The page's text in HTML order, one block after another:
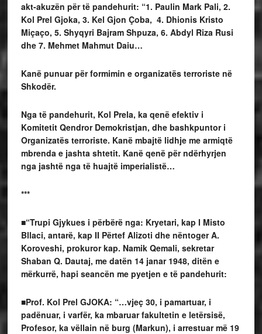
akt-akuzën për të pandehurit: “1. Paulin Mark Pali, 2.
Kol Prel Gjoka, 3. Kel Gjon Çoba, 4. Dhionis Kristo
Miçaço, 5. Shyqyri Bajram Shpuza, 6. Abdyl Riza Rusi
dhe 7. Mehmet Mahmut Daiu…
Kanë punuar për formimin e organizatës terroriste në
Shkodër.
Nga të pandehurit, Kol Prela, ka qenë efektiv i
Komitetit Qendror Demokristjan, dhe bashkpuntor i
Organizatës terroriste. Kanë mbajtë lidhje me armiqtë
mbrenda e jashta shtetit. Kanë qenë për ndërhyrjen
nga jashtë nga të huajtë imperialistë…
***
■“Trupi Gjykues i përbërë nga: Kryetari, kap I Misto
Bllaci, antarë, kap II Përtef Alizoti dhe nëntoger A.
Koroveshi, prokuror kap. Namik Qemali, sekretar
Shaban Q. Dautaj, me datën 14 janar 1948, ditën e
mërkurrë, hapi seancën me pyetjen e të pandehurit:
■Prof. Kol Prel GJOKA: “…vjeç 30, i pamartuar, i
padënuar, i varfër, ka mbaruar fakultetin e letërsisë,
Profesor, ka vëllain në burg (Markun), i arrestuar më 19